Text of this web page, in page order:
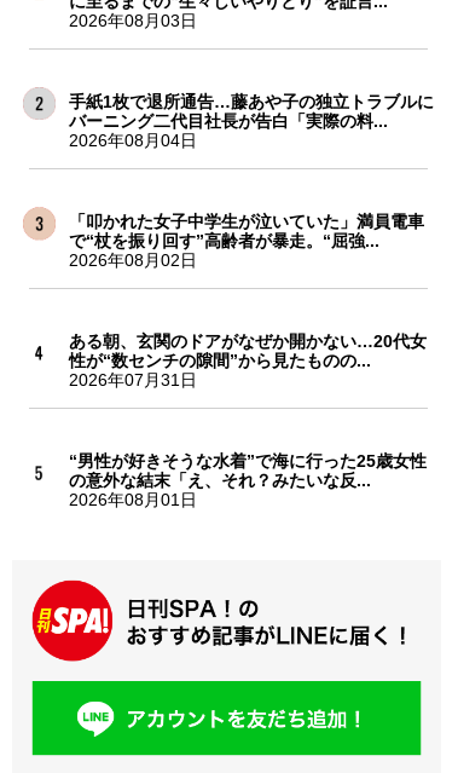
2026年08月03日
手紙1枚で退所通告…藤あや子の独立トラブルに
バーニング二代目社長が告白「実際の料...
2026年08月04日
「叩かれた女子中学生が泣いていた」満員電車
で“杖を振り回す”高齢者が暴走。“屈強...
2026年08月02日
ある朝、玄関のドアがなぜか開かない…20代女
性が“数センチの隙間”から見たものの...
2026年07月31日
“男性が好きそうな水着”で海に行った25歳女性
の意外な結末「え、それ？みたいな反...
2026年08月01日